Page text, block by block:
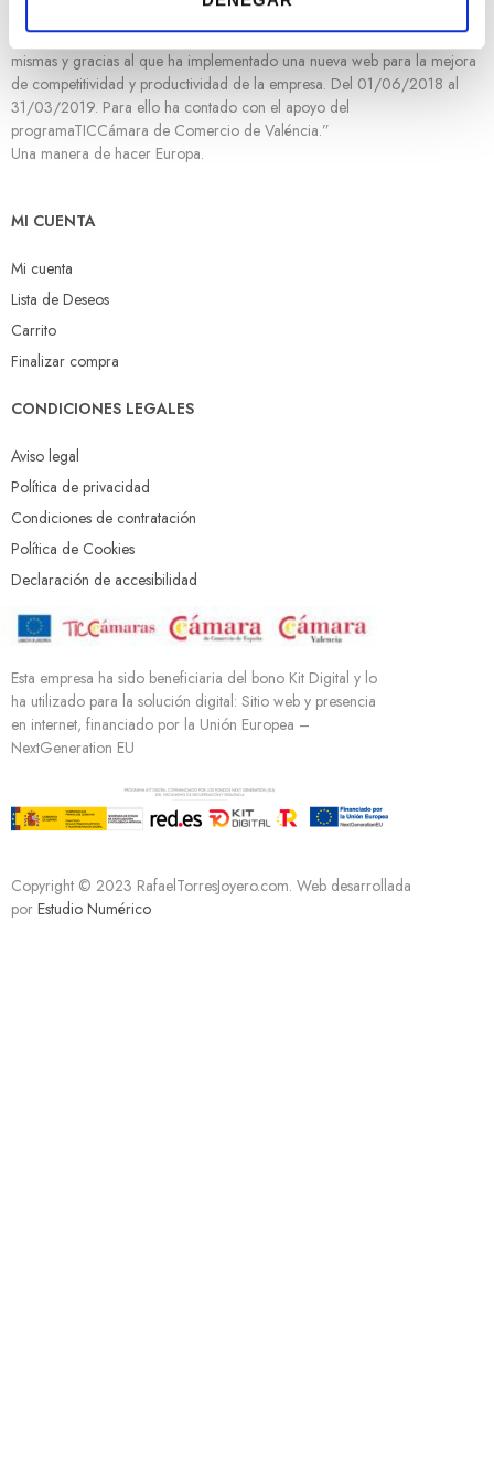
e
n
t
o
Desarrollo Regional cuyo objetivo es mejorar el uso y la calidad de las
tecnologías de la información y de las comunicaciones y el acceso a las
mismas y gracias al que ha implementado una nueva web para la mejora
de competitividad y productividad de la empresa. Del 01/06/2018 al
31/03/2019. Para ello ha contado con el apoyo del
programaTICCámara de Comercio de Valéncia.”
Una manera de hacer Europa.
MI CUENTA
Mi cuenta
Lista de Deseos
Carrito
Finalizar compra
CONDICIONES LEGALES
Aviso legal
Política de privacidad
Condiciones de contratación
Política de Cookies
Declaración de accesibilidad
Esta empresa ha sido beneficiaria del bono Kit Digital y lo
ha utilizado para la solución digital: Sitio web y presencia
en internet, financiado por la Unión Europea –
NextGeneration EU
Copyright © 2023 RafaelTorresJoyero.com. Web desarrollada
por Estudio Numérico